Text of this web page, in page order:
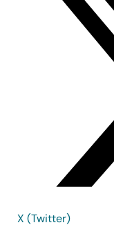
X (Twitter)